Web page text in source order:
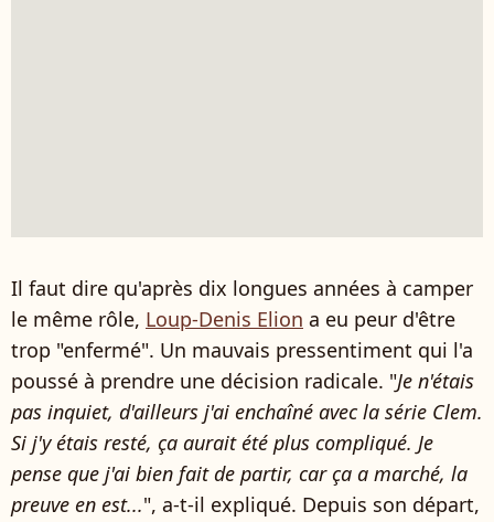
Il faut dire qu'après dix longues années à camper
le même rôle, Loup-Denis Elion a eu peur d'être
trop "enfermé". Un mauvais pressentiment qui l'a
poussé à prendre une décision radicale. "Je n'étais
pas inquiet, d'ailleurs j'ai enchaîné avec la série Clem.
Si j'y étais resté, ça aurait été plus compliqué. Je
pense que j'ai bien fait de partir, car ça a marché, la
preuve en est...", a-t-il expliqué. Depuis son départ,